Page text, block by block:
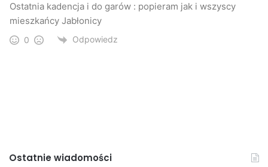
Ostatnia kadencja i do garów : popieram jak i wszyscy
mieszkańcy Jabłonicy
0 Odpowiedz
Ostatnie wiadomości